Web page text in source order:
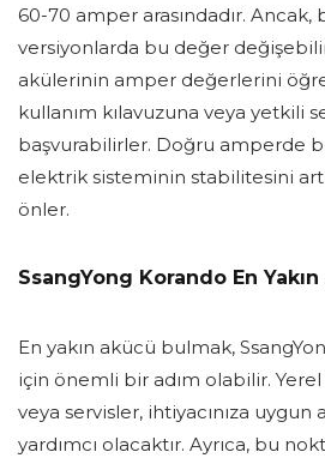
60-70 amper arasındadır. Ancak,
versiyonlarda bu değer
akülerinin amper değerlerini
kullanım kılavuzuna veya yetkili
başvurabilirler. Doğru amperde
elektrik sisteminin stabilitesini
önler.
SsangYong Korando En
En yakın akücü bulmak,
için önemli bir adım olabilir.
veya servisler, ihtiyacınıza uygun
yardımcı olacaktır. Ayrıca, bu